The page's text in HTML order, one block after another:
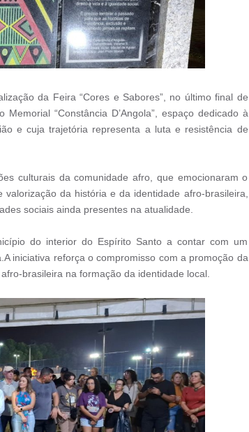
da Feira “Cores e Sabores”, no último final de
“Constância D’Angola”, espaço dedicado à
e cuja trajetória representa a luta e resistência de
culturais da comunidade afro, que emocionaram o
da história e da identidade afro-brasileira,
sociais ainda presentes na atualidade.
do interior do Espírito Santo a contar com um
iniciativa reforça o compromisso com a promoção da
brasileira na formação da identidade local.